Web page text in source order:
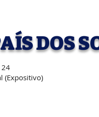
DOS
24
(Expositivo)